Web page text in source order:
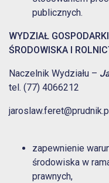
publicznych.
WYDZIAŁ
ŚRODOWISKA I
Naczelnik Wydziału –
tel. (77) 4066212
zapewnienie
środowiska w
prawnych,